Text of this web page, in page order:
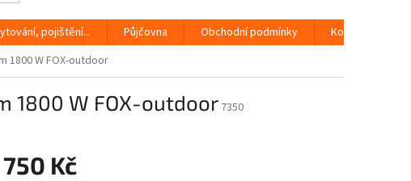
pojištění... Půjčovna Obchodní podmínky
Kontakty
1800 W FOX-outdoor
1800 W FOX-outdoor 7350
750 Kč